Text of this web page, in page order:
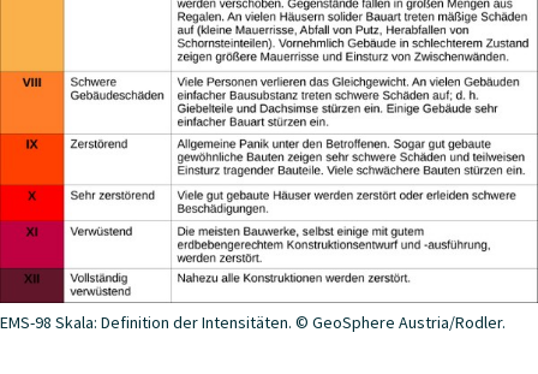
EMS-98 Skala: Definition der Intensitäten. © GeoSphere Austria/Rodler.